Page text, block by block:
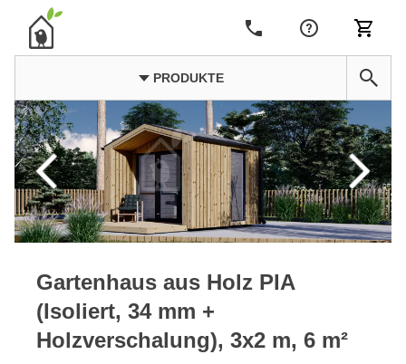
PRODUKTE
Gartenhaus aus Holz PIA
(Isoliert, 34 mm +
Holzverschalung), 3x2 m, 6 m²